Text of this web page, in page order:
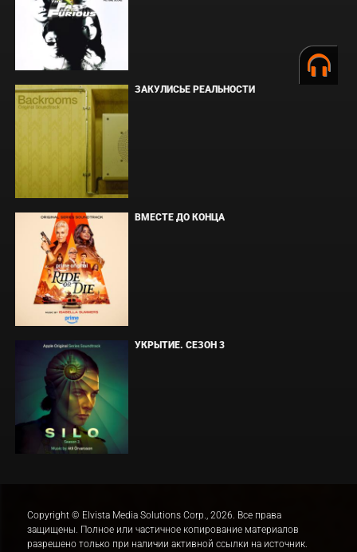
ЗАКУЛИСЬЕ РЕАЛЬНОСТИ
ВМЕСТЕ ДО КОНЦА
УКРЫТИЕ. СЕЗОН 3
Copyright © Elvista Media Solutions Corp., 2026. Все права
защищены. Полное или частичное копирование материалов
разрешено только при наличии активной ссылки на источник.